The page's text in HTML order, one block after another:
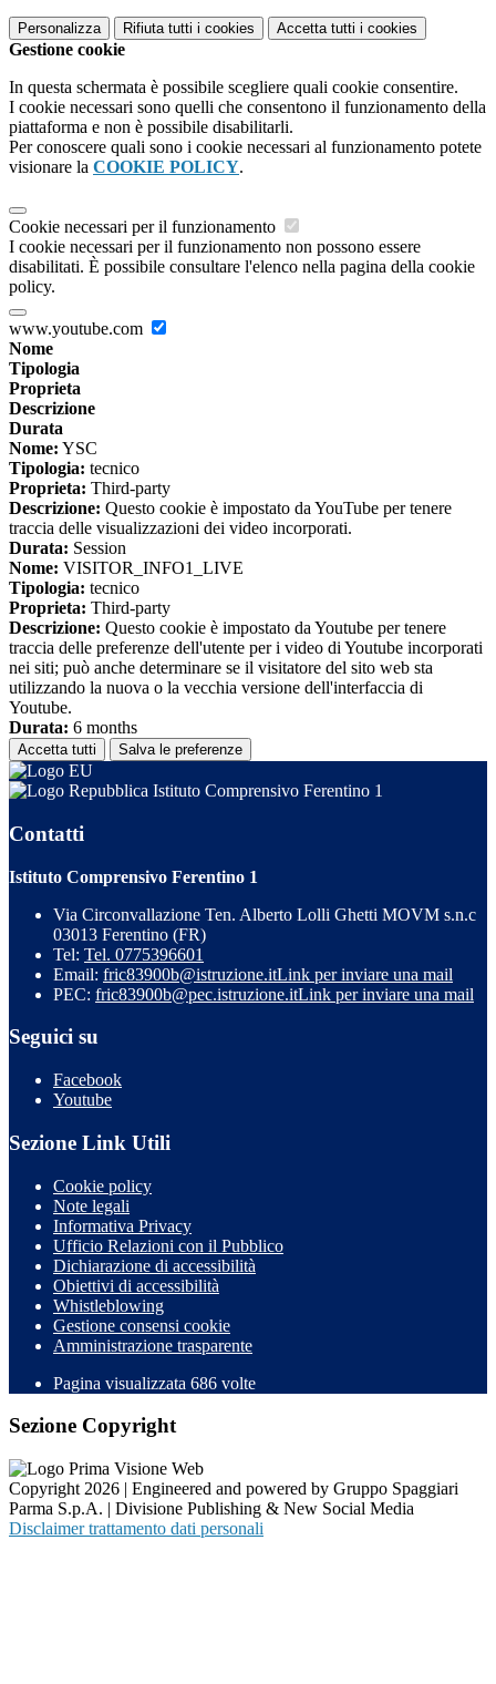
Personalizza Rifiuta tutti i cookies Accetta tutti i cookies
Gestione cookie
In questa schermata è possibile scegliere quali cookie consentire.
I cookie necessari sono quelli che consentono il funzionamento della
piattaforma e non è possibile disabilitarli.
Per conoscere quali sono i cookie necessari al funzionamento potete
visionare la COOKIE POLICY.
Cookie necessari per il funzionamento
I cookie necessari per il funzionamento non possono essere
disabilitati. È possibile consultare l'elenco nella pagina della cookie
policy.
www.youtube.com
Nome
Tipologia
Proprieta
Descrizione
Durata
Nome: YSC
Tipologia: tecnico
Proprieta: Third-party
Descrizione: Questo cookie è impostato da YouTube per tenere
traccia delle visualizzazioni dei video incorporati.
Durata: Session
Nome: VISITOR_INFO1_LIVE
Tipologia: tecnico
Proprieta: Third-party
Descrizione: Questo cookie è impostato da Youtube per tenere
traccia delle preferenze dell'utente per i video di Youtube incorporati
nei siti; può anche determinare se il visitatore del sito web sta
utilizzando la nuova o la vecchia versione dell'interfaccia di
Youtube.
Durata: 6 months
Accetta tutti Salva le preferenze
Istituto Comprensivo Ferentino 1
Contatti
Istituto Comprensivo Ferentino 1
Via Circonvallazione Ten. Alberto Lolli Ghetti MOVM s.n.c
03013 Ferentino (FR)
Tel: Tel. 0775396601
Email: fric83900b@istruzione.itLink per inviare una mail
PEC: fric83900b@pec.istruzione.itLink per inviare una mail
Seguici su
Facebook
Youtube
Sezione Link Utili
Cookie policy
Note legali
Informativa Privacy
Ufficio Relazioni con il Pubblico
Dichiarazione di accessibilità
Obiettivi di accessibilità
Whistleblowing
Gestione consensi cookie
Amministrazione trasparente
Pagina visualizzata 686 volte
Sezione Copyright
Copyright 2026 | Engineered and powered by Gruppo Spaggiari
Parma S.p.A. | Divisione Publishing & New Social Media
Disclaimer trattamento dati personali